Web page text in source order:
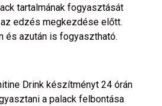
tartalmának fogyasztását
edzés megkezdése előtt.
és azután is fogyasztható.
Drink készítményt 24 órán
a palack felbontása